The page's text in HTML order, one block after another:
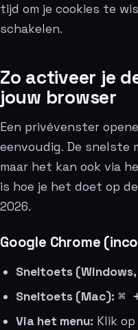
tijd om je cookies te
schakelen.
Zo activeer je
jouw browser
Een privévenster
eenvoudig. De snelste
maar het kan ook via
is hoe je het doet op
2026.
Google Chrome
Sneltoets
Sneltoets (Mac): ⌘
Via het menu: Klik